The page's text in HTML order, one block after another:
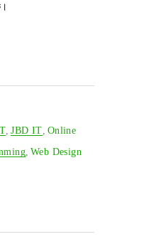
JBD IT Online
Web Design